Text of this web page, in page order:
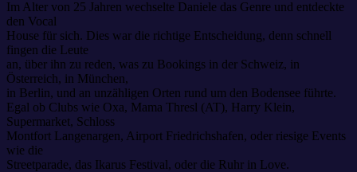
Im Alter von 25 Jahren wechselte Daniele das Genre und entdeckte
den Vocal
House für sich. Dies war die richtige Entscheidung, denn schnell
fingen die Leute
an, über ihn zu reden, was zu Bookings in der Schweiz, in
Österreich, in München,
in Berlin, und an unzähligen Orten rund um den Bodensee führte.
Egal ob Clubs wie Oxa, Mama Thresl (AT), Harry Klein,
Supermarket, Schloss
Montfort Langenargen, Airport Friedrichshafen, oder riesige Events
wie die
Streetparade, das Ikarus Festival, oder die Ruhr in Love.